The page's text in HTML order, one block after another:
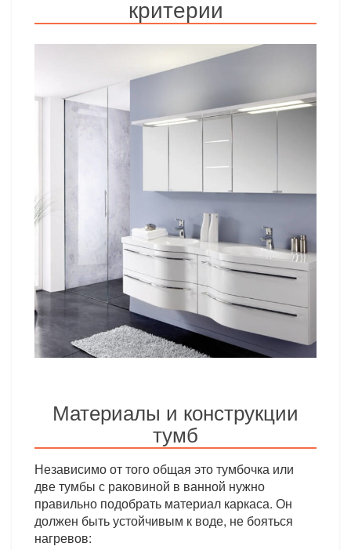
критерии
Материалы и конструкции
тумб
Независимо от того общая это тумбочка или
две тумбы с раковиной в ванной нужно
правильно подобрать материал каркаса. Он
должен быть устойчивым к воде, не бояться
нагревов: